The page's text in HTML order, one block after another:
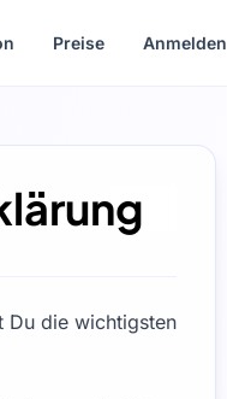
Preise Anmelden
Du die wichtigsten